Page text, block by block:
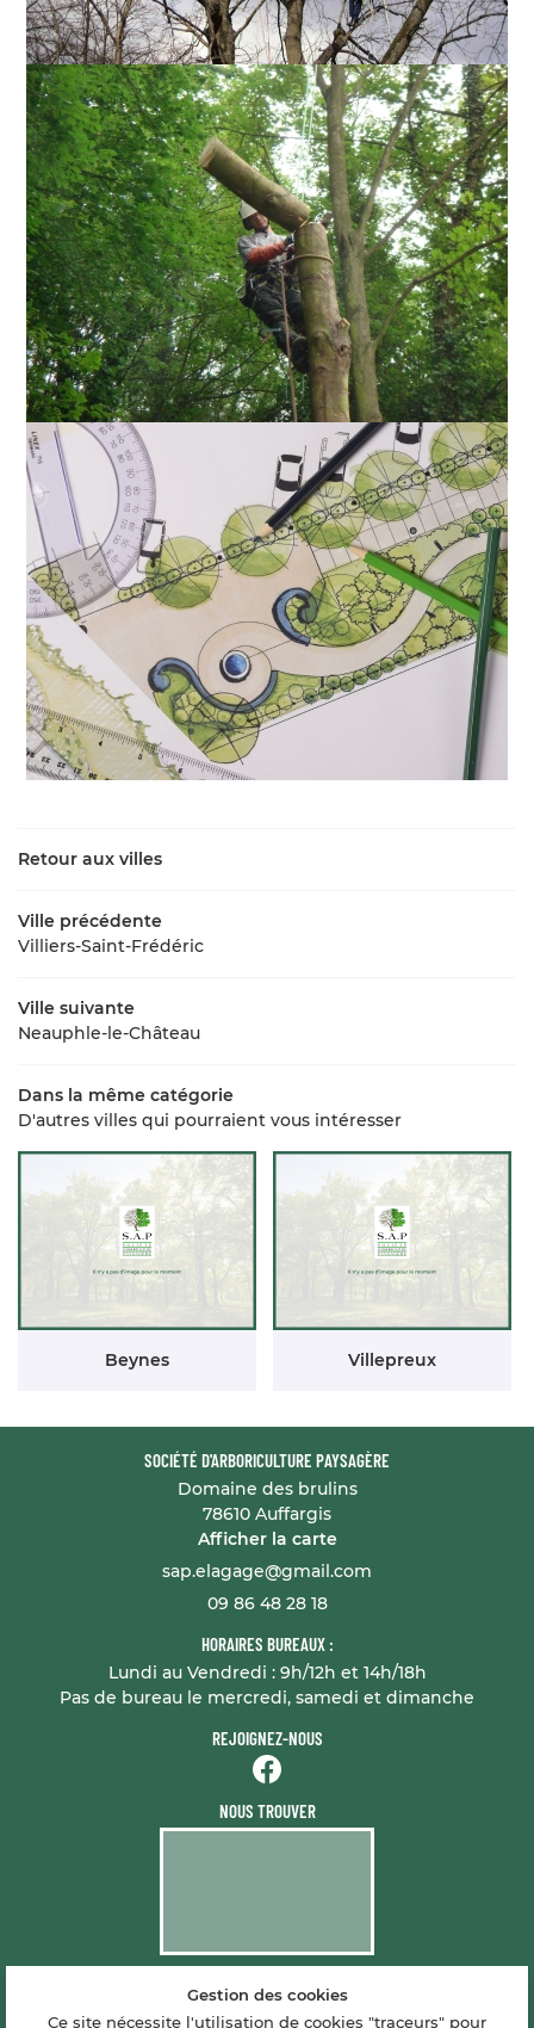
Retour aux villes
Ville précédente
Villiers-Saint-Frédéric
Ville suivante
Neauphle-le-Château
Dans la même catégorie
D'autres villes qui pourraient vous intéresser
Beynes Villepreux
SOCIÉTÉ D'ARBORICULTURE PAYSAGÈRE
Domaine des brulins
78610 Auffargis
Afficher la carte
09 86 48 28 18
HORAIRES BUREAUX :
Lundi au Vendredi : 9h/12h et 14h/18h
Pas de bureau le mercredi, samedi et dimanche
REJOIGNEZ-NOUS
NOUS TROUVER
Mentions Légales
Conditions générales d'utilisation
Gestion des cookies
Ce site nécessite l'utilisation de cookies "traceurs" pour